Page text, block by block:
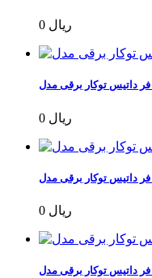
0 ریال
0 ریال
0 ریال